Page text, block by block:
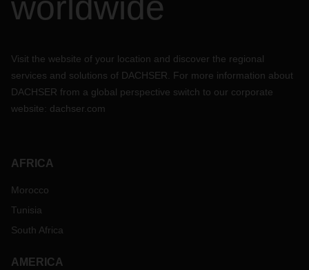
Visit the website of your location and discover the regional
services and solutions of DACHSER. For more information about
DACHSER from a global perspective switch to our corporate
website: dachser.com
AFRICA
Morocco
Tunisia
South Africa
AMERICA